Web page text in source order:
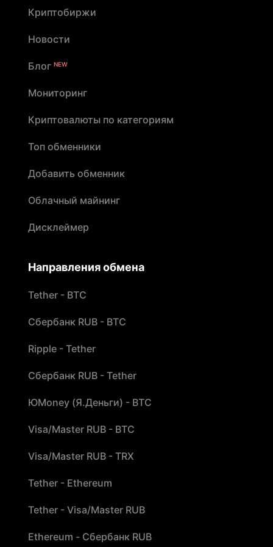
Криптобиржи
Новости
Блог NEW
Мониторинг
Криптовалюты по категориям
Топ обменники
Добавить обменник
Облачный майнинг
Дисклеймер
Направления обмена
Tether - BTC
Сбербанк RUB - BTC
Ripple - Tether
Сбербанк RUB - Tether
ЮMoney (Я.Деньги) - BTC
Visa/Master RUB - BTC
Visa/Master RUB - TRX
Tether - Ethereum
Tether - Visa/Master RUB
Ethereum - Сбербанк RUB